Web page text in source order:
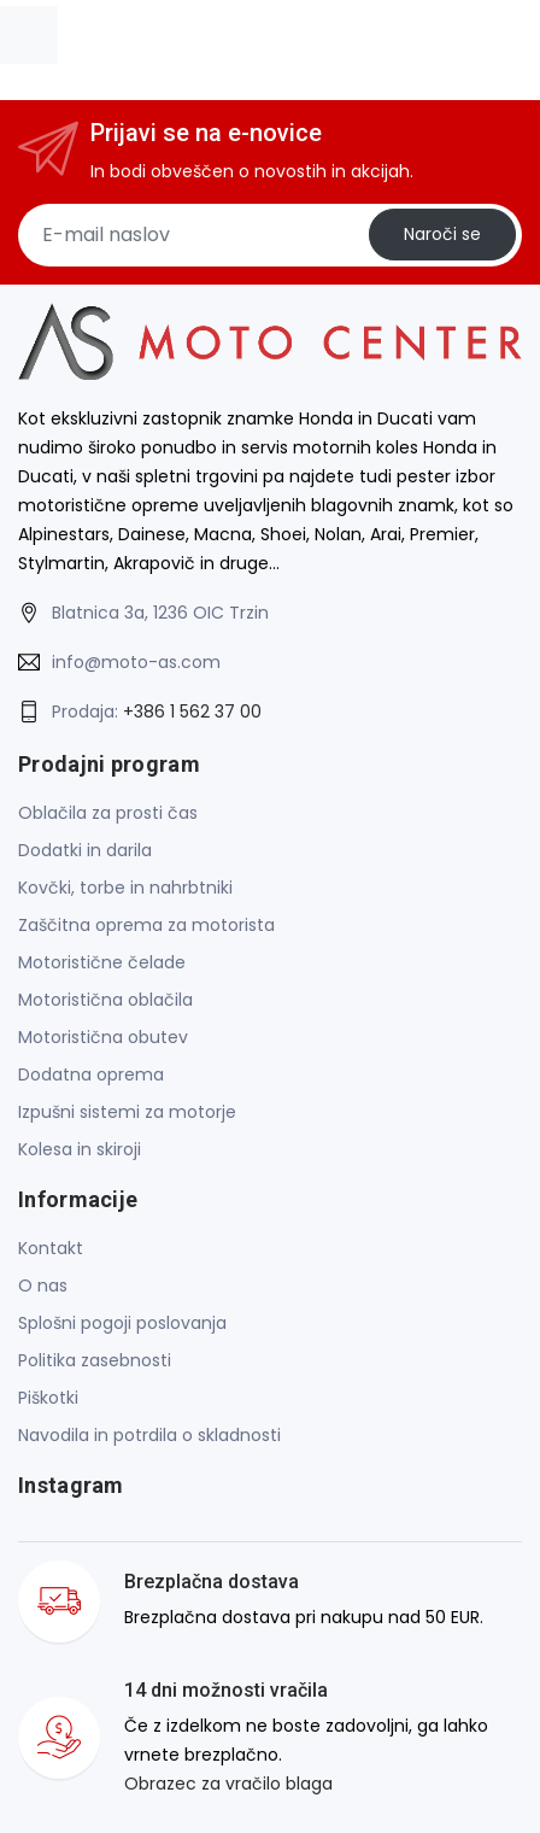
Prijavi se na e-novice
In bodi obveščen o novostih in akcijah.
Naroči se
Kot ekskluzivni zastopnik znamke Honda in Ducati vam
nudimo široko ponudbo in servis motornih koles Honda in
Ducati, v naši spletni trgovini pa najdete tudi pester izbor
motoristične opreme uveljavljenih blagovnih znamk, kot so
Alpinestars, Dainese, Macna, Shoei, Nolan, Arai, Premier,
Stylmartin, Akrapovič in druge…
Blatnica 3a, 1236 OIC Trzin
info@moto-as.com
Prodaja: +386 1 562 37 00
Prodajni program
Oblačila za prosti čas
Dodatki in darila
Kovčki, torbe in nahrbtniki
Zaščitna oprema za motorista
Motoristične čelade
Motoristična oblačila
Motoristična obutev
Dodatna oprema
Izpušni sistemi za motorje
Kolesa in skiroji
Informacije
Kontakt
O nas
Splošni pogoji poslovanja
Politika zasebnosti
Piškotki
Navodila in potrdila o skladnosti
Instagram
Brezplačna dostava
Brezplačna dostava pri nakupu nad 50 EUR.
14 dni možnosti vračila
Če z izdelkom ne boste zadovoljni, ga lahko
vrnete brezplačno.
Obrazec za vračilo blaga